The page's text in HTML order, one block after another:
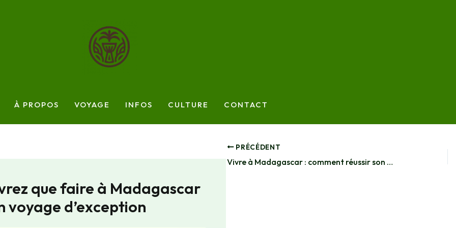
À PROPOS VOYAGE INFOS CULTURE CONTACT
que faire à Madagascar
voyage d’exception
PRÉCÉDENT
Vivre à Madagascar : comment réussir son expatriation